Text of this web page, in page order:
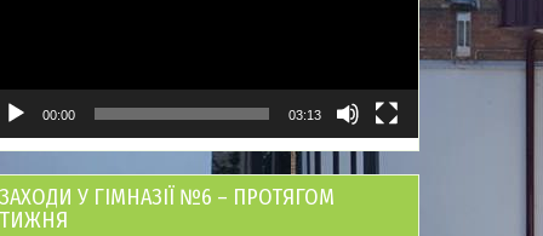
00:00 03:13
ЗАХОДИ У ГІМНАЗІЇ №6 – ПРОТЯГОМ
ТИЖНЯ